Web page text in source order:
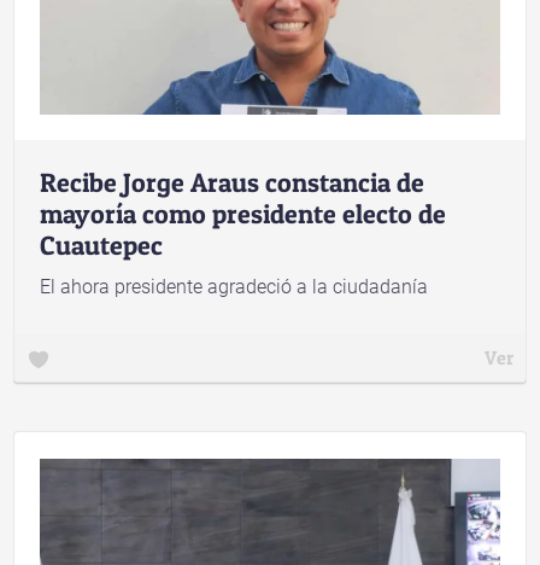
Recibe Jorge Araus constancia de
mayoría como presidente electo de
Cuautepec
El ahora presidente agradeció a la ciudadanía
Ver